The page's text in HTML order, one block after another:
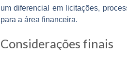
um diferencial em licitações,
para a área financeira.
Considerações finais